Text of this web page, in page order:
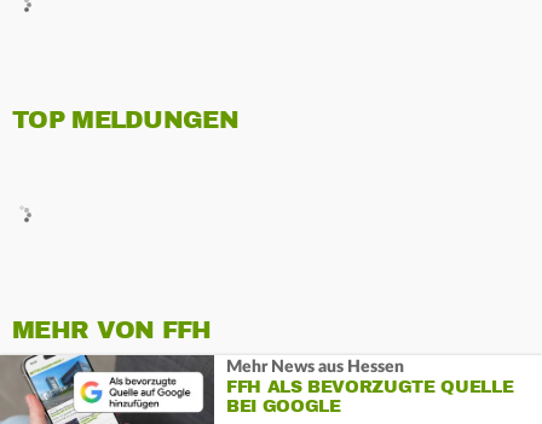
TOP MELDUNGEN
MEHR VON FFH
Mehr News aus Hessen
FFH ALS BEVORZUGTE QUELLE
BEI GOOGLE